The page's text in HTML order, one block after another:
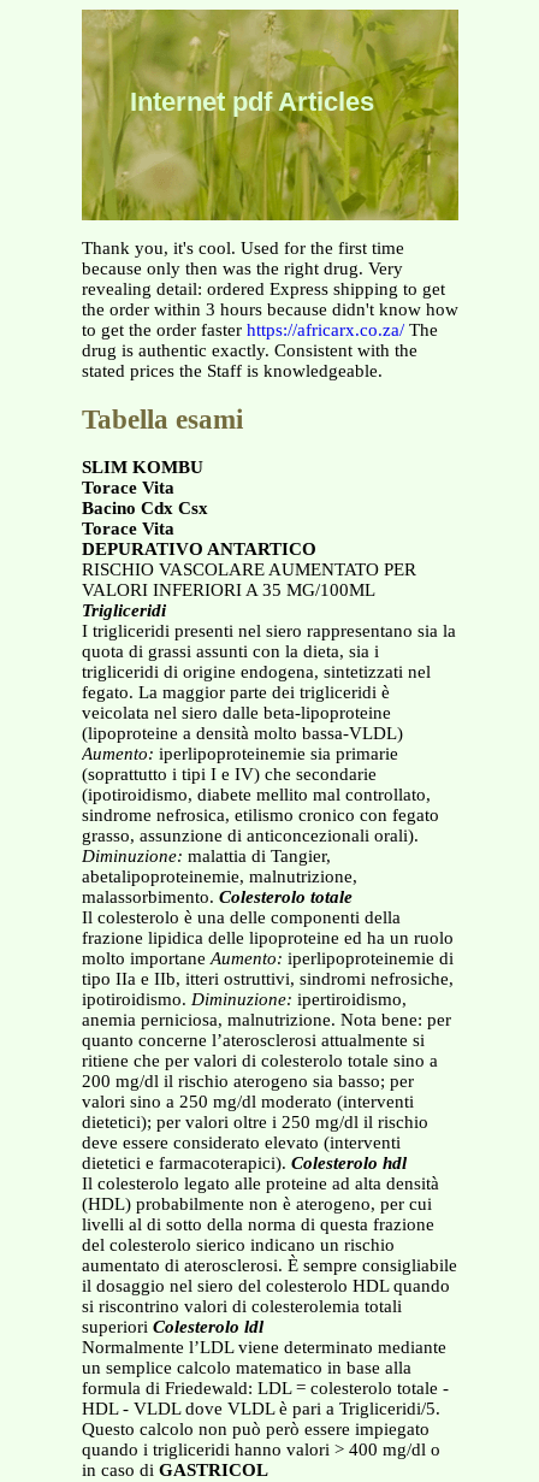
Internet pdf Articles
Thank you, it's cool. Used for the first time
because only then was the right drug. Very
revealing detail: ordered Express shipping to get
the order within 3 hours because didn't know how
to get the order faster https://africarx.co.za/The
drug is authentic exactly. Consistent with the
stated prices the Staff is knowledgeable.
Tabella esami
SLIM KOMBU
Torace Vita
Bacino Cdx Csx
Torace Vita
DEPURATIVO ANTARTICO
RISCHIO VASCOLARE AUMENTATO PER
VALORI INFERIORI A 35 MG/100ML
Trigliceridi
I trigliceridi presenti nel siero rappresentano sia la
quota di grassi assunti con la dieta, sia i
trigliceridi di origine endogena, sintetizzati nel
fegato. La maggior parte dei trigliceridi è
veicolata nel siero dalle beta-lipoproteine
(lipoproteine a densità molto bassa-VLDL)
Aumento: iperlipoproteinemie sia primarie
(soprattutto i tipi I e IV) che secondarie
(ipotiroidismo, diabete mellito mal controllato,
sindrome nefrosica, etilismo cronico con fegato
grasso, assunzione di anticoncezionali orali).
Diminuzione: malattia di Tangier,
abetalipoproteinemie, malnutrizione,
malassorbimento. Colesterolo totale
Il colesterolo è una delle componenti della
frazione lipidica delle lipoproteine ed ha un ruolo
molto importaneAumento: iperlipoproteinemie di
tipo IIa e IIb, itteri ostruttivi, sindromi nefrosiche,
ipotiroidismo. Diminuzione: ipertiroidismo,
anemia perniciosa, malnutrizione. Nota bene: per
quanto concerne l’aterosclerosi attualmente si
ritiene che per valori di colesterolo totale sino a
200 mg/dl il rischio aterogeno sia basso; per
valori sino a 250 mg/dl moderato (interventi
dietetici); per valori oltre i 250 mg/dl il rischio
deve essere considerato elevato (interventi
dietetici e farmacoterapici). Colesterolo hdl
Il colesterolo legato alle proteine ad alta densità
(HDL) probabilmente non è aterogeno, per cui
livelli al di sotto della norma di questa frazione
del colesterolo sierico indicano un rischio
aumentato di aterosclerosi. È sempre consigliabile
il dosaggio nel siero del colesterolo HDL quando
si riscontrino valori di colesterolemia totali
superiori Colesterolo ldl
Normalmente l’LDL viene determinato mediante
un semplice calcolo matematico in base alla
formula di Friedewald: LDL = colesterolo totale -
HDL - VLDL dove VLDL è pari a Trigliceridi/5.
Questo calcolo non può però essere impiegato
quando i trigliceridi hanno valori > 400 mg/dl o
in caso di GASTRICOL